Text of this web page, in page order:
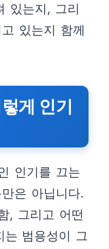
있는지, 그리
있는지 함께
게 인기
인기를 끄는
은 아닙니다.
, 그리고 어떤
는 범용성이 그